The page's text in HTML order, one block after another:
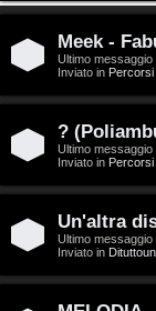
A
r
g
o
m
e
n
Meek -
Ultimo messaggio
Inviato in Percorsi
?
Ultimo messaggio
Inviato in Percorsi
Un'altra
Ultimo messaggio
Inviato in
T
o
p
i
c
A
t
t